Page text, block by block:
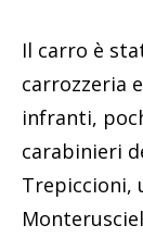
Il carro è
carrozzeria
infranti,
carabinieri
Trepiccioni,